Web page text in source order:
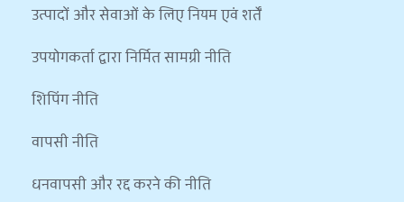
उत्पादों और सेवाओं के लिए नियम एवं शर्तें
उपयोगकर्ता द्वारा निर्मित सामग्री नीति
शिपिंग नीति
वापसी नीति
धनवापसी और रद्द करने की नीति